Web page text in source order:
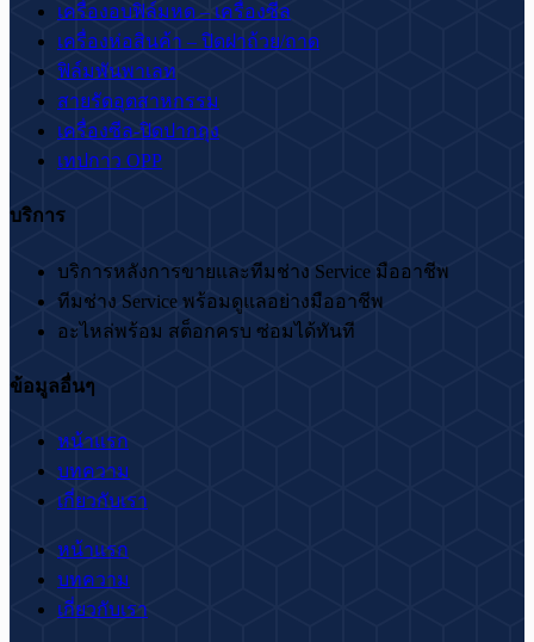
เครื่องอบฟิล์มหด – เครื่องซีล
เครื่องห่อสินค้า – ปิดฝาถ้วย/ถาด
ฟิล์มพันพาเลท
สายรัดอุตสาหกรรม
เครื่องซีล-ปิดปากถุง
เทปกาว OPP
บริการ
บริการหลังการขายและทีมช่าง Service มืออาชีพ
ทีมช่าง Service พร้อมดูแลอย่างมืออาชีพ
อะไหล่พร้อม สต็อกครบ ซ่อมได้ทันที
ข้อมูลอื่นๆ
หน้าแรก
บทความ
เกี่ยวกับเรา
หน้าแรก
บทความ
เกี่ยวกับเรา